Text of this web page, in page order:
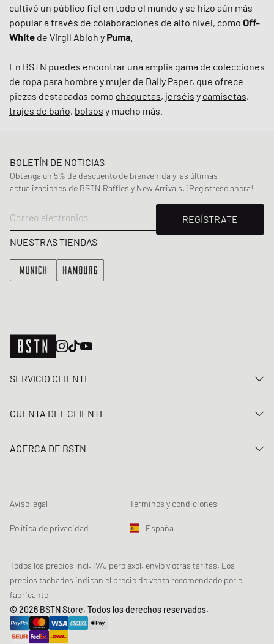
cultivó un público fiel en todo el mundo y se hizo aún más
popular a través de colaboraciones de alto nivel, como Off-
White de Virgil Abloh y Puma
En BSTN puedes encontrar una amplia gama de colecciones
de ropa para hombre y mujer de Daily Paper, que ofrece
piezas destacadas como chaquetas, jerséis y camisetas,
trajes de baño, bolsos y mucho más.
BOLETÍN DE NOTICIAS
Obtenga un 5% de descuento de bienvenida y las últimas
actualizaciones de BSTN Raffles y New Arrivals. ¡Regístrese ahora!
Correo electrónico
REGÍSTRATE
NUESTRAS TIENDAS
SERVICIO CLIENTE
Preguntas frecuentes
Loyalty Program
Seguridad del producto
CUENTA DEL CLIENTE
Registro
Registro para el boletín de noticias
Rastreo de los datos
ACERCA DE BSTN
Chronicles
Sustainability
Descuento estudiante: Studentbeans
Descuento estudiante: EDiU
Aviso legal Términos y condiciones
Política de privacidad España
Todos los precios incl. IVA, pero excl. envío y otras tarifas. Los
precios tachados indican el precio de venta recomendado por el
fabricante.
© 2026 BSTN Store, Todos los derechos reservados.